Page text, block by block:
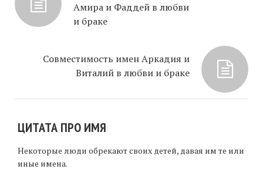
Амира и Фаддей в любви
и браке
Совместимость имен Аркадия и
Виталий в любви и браке
ЦИТАТА ПРО ИМЯ
Некоторые люди обрекают своих детей, давая им те или
иные имена.